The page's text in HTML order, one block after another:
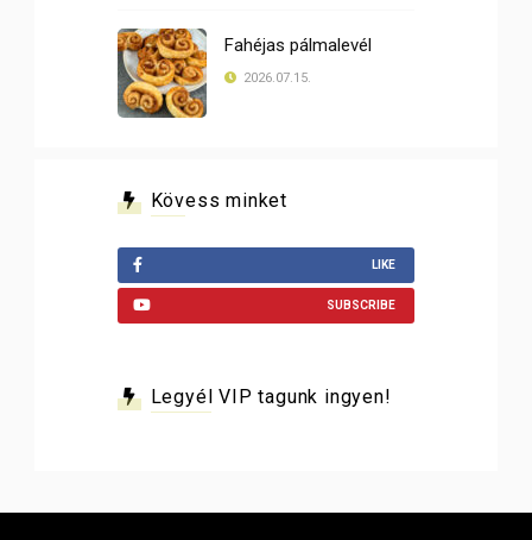
Fahéjas pálmalevél
2026.07.15.
Kövess minket
LIKE
SUBSCRIBE
Legyél VIP tagunk ingyen!